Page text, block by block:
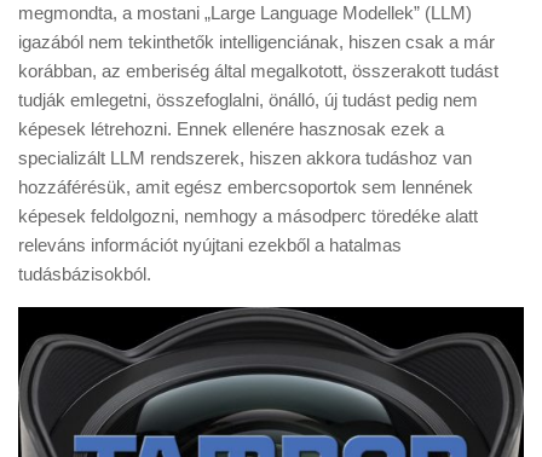
megmondta, a mostani „Large Language Modellek” (LLM)
igazából nem tekinthetők intelligenciának, hiszen csak a már
korábban, az emberiség által megalkotott, összerakott tudást
tudják emlegetni, összefoglalni, önálló, új tudást pedig nem
képesek létrehozni. Ennek ellenére hasznosak ezek a
specializált LLM rendszerek, hiszen akkora tudáshoz van
hozzáférésük, amit egész embercsoportok sem lennének
képesek feldolgozni, nemhogy a másodperc töredéke alatt
releváns információt nyújtani ezekből a hatalmas
tudásbázisokból.